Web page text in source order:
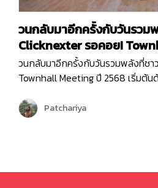
วนกลับมาอีกครั้งกับวันรวม
Clicknexter รอคอย!
2568
วนกลับมาอีกครั้งกับวันรวมพลังที่ชา
Townhall Meeting ปี 2568 เริ่มต้
ด้วยโอกาสและความท้าทาย ปีนี้
บริการและพัฒนาผลิตภัณฑ์ให้ตอบโ
Patchariya